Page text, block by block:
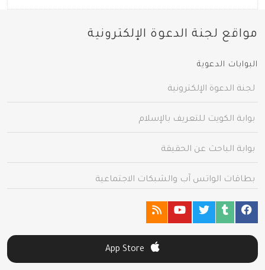
مواقع لجنة الدعوة الإلكترونية
البوابات الدعوية
لجنة الدعوة الإلكترونية
بوابة الكويت للتعريف بالإسلام
بوابة الباحث عن الحقيقة
بطاقات الواتس آب والشبكات الاجتماعية